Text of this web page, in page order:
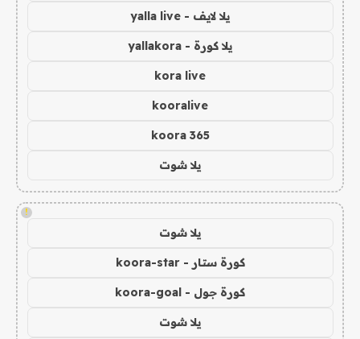
يلا لايف - yalla live
يلا كورة - yallakora
kora live
kooralive
koora 365
يلا شوت
!
يلا شوت
كورة ستار - koora-star
كورة جول - koora-goal
يلا شوت